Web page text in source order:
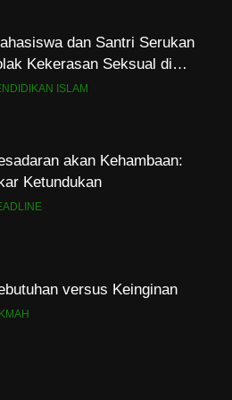
dan Santri Serukan
Kekerasan Seksual di
Kampus dan
ISLAM
akan Kehambaan:
Ketundukan
versus Keinginan